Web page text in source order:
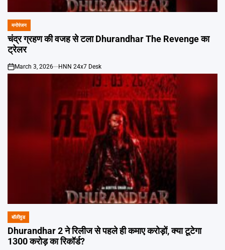
POSTED
IN
मनोरंजन
चंद्र ग्रहण की वजह से टला Dhurandhar The Revenge का
ट्रेलर
on
March 3, 2026 HNN 24x7 Desk
POSTED
IN
बॉलीवुड
Dhurandhar 2 ने रिलीज से पहले ही कमाए करोड़ों, क्या टूटेगा
1300 करोड़ का रिकॉर्ड?